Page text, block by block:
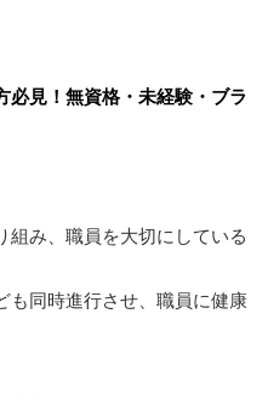
必見！無資格・未経験・ブラ
組み、職員を大切にしている
も同時進行させ、職員に健康